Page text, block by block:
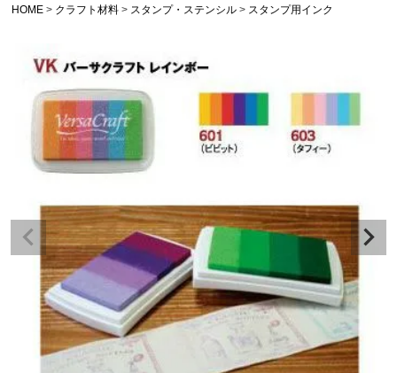
HOME クラフト材料 スタンプ・ステンシル スタンプ用インク